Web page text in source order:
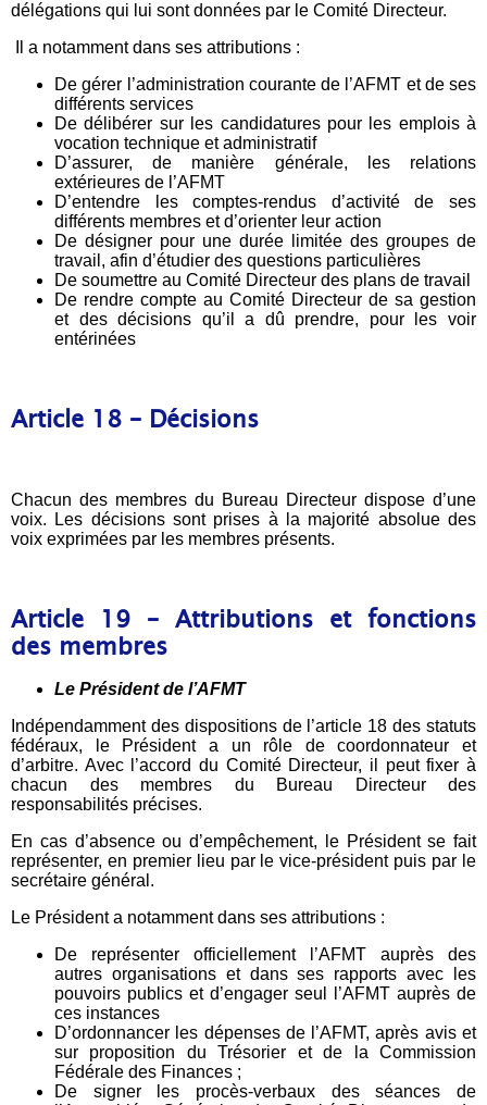
délégations qui lui sont données par le Comité Directeur.
Il a notamment dans ses attributions :
De gérer l’administration courante de l’AFMT et de ses
différents services
De délibérer sur les candidatures pour les emplois à
vocation technique et administratif
D’assurer, de manière générale, les relations
extérieures de l’AFMT
D’entendre les comptes-rendus d’activité de ses
différents membres et d’orienter leur action
De désigner pour une durée limitée des groupes de
travail, afin d’étudier des questions particulières
De soumettre au Comité Directeur des plans de travail
De rendre compte au Comité Directeur de sa gestion
et des décisions qu’il a dû prendre, pour les voir
entérinées
Article 18 – Décisions
Chacun des membres du Bureau Directeur dispose d’une
voix. Les décisions sont prises à la majorité absolue des
voix exprimées par les membres présents.
Article 19 – Attributions et fonctions
des membres
Le Président de l’AFMT
Indépendamment des dispositions de l’article 18 des statuts
fédéraux, le Président a un rôle de coordonnateur et
d’arbitre. Avec l’accord du Comité Directeur, il peut fixer à
chacun des membres du Bureau Directeur des
responsabilités précises.
En cas d’absence ou d’empêchement, le Président se fait
représenter, en premier lieu par le vice-président puis par le
secrétaire général.
Le Président a notamment dans ses attributions :
De représenter officiellement l’AFMT auprès des
autres organisations et dans ses rapports avec les
pouvoirs publics et d’engager seul l’AFMT auprès de
ces instances
D’ordonnancer les dépenses de l’AFMT, après avis et
sur proposition du Trésorier et de la Commission
Fédérale des Finances ;
De signer les procès-verbaux des séances de